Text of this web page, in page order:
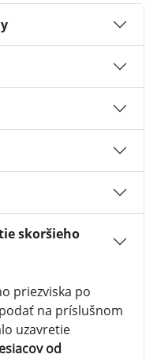
skoršieho
priezviska po
na príslušnom
uzavretie
od